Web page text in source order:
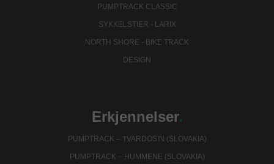
PUMPTRACK CLASSIC
SYKKELSTIER - LARIX
NORTH SHORE - BIKE TRACK
DESIGN
Erkjennelser.
PUMPTRACK – TVARDOSIN (SLOVAKIA)
PUMPTRACK – HUMMENE (SLOVAKIA)